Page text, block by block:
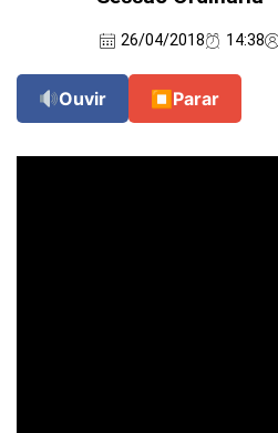
26/04/2018 14:38
Ouvir ⏹ Parar